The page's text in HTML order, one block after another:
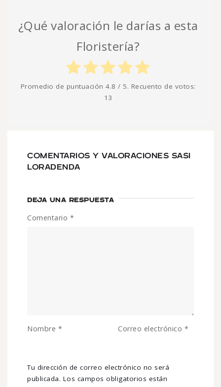
¿Qué valoración le darías a esta
Floristería?
Promedio de puntuación 4.8 / 5. Recuento de votos:
13
COMENTARIOS Y VALORACIONES SASI
LORADENDA
DEJA UNA RESPUESTA
Tu dirección de correo electrónico no será
publicada. Los campos obligatorios están
Comentario *
Nombre * Correo electrónico *